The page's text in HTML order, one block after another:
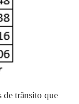
de trânsito que